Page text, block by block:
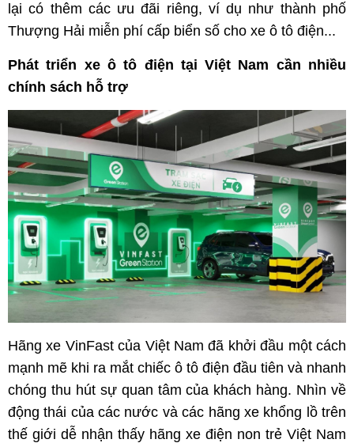
lại có thêm các ưu đãi riêng, ví dụ như thành phố
Thượng Hải miễn phí cấp biển số cho xe ô tô điện...
Phát triển xe ô tô điện tại Việt Nam cần nhiều
chính sách hỗ trợ
Hãng xe VinFast của Việt Nam đã khởi đầu một cách
mạnh mẽ khi ra mắt chiếc ô tô điện đầu tiên và nhanh
chóng thu hút sự quan tâm của khách hàng. Nhìn về
động thái của các nước và các hãng xe khổng lồ trên
thế giới dễ nhận thấy hãng xe điện non trẻ Việt Nam